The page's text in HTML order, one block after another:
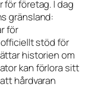
företag. I dag
gränsland:
för
stöd för
historien om
kan förlora sitt
hårdvaran